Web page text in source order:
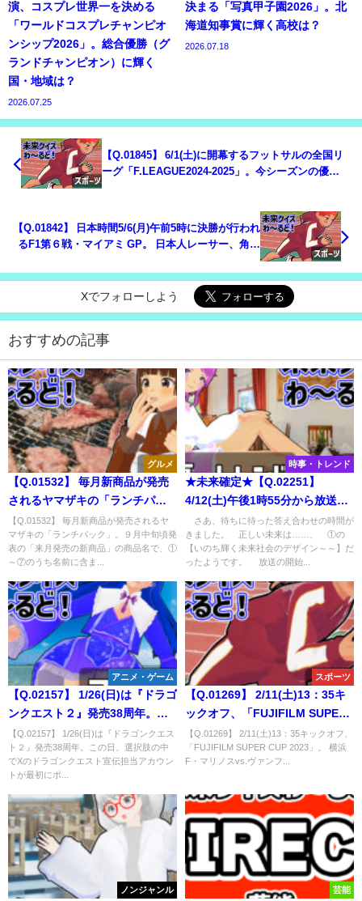
演、コスプレ世界一を決める
「ワールドコスプレチャンピオ
ンシップ2026」。総合優勝（グ
ランドチャンピオン）に輝く
国・地域は？
2026.07.25
決まる「写真甲子園2026」。北
海道知事賞に輝く高校は？
2026.07.18
【Q.01845】 6/1(土)に開幕するフットサルの全国リ
ーグ「F.LEAGUE2024-2025」。今シーズンの優勝
【Q.01842】 日本時間5/6(月)午前5時に決勝が行われ
るF1第６戦・マイアミ GP。 日本人レーサー、角田
Xでフォローしよう
おすすめの記事
グルメ
【Q.01532】 毎月新商品が発売
されるヤマザキの「ランチパッ
ク」。９月中旬頃発表の「来月
発売の新商品」の商品名で、①
～⑦のうち名前に含まれる単語
【Q.01532】 毎月新商品が発売されるヤ
マザキの「ランチパック」。９月中旬頃発
表の「来月発売の新商品」の商品名で、①
～⑦のうち名前に含ま...
時事・トレンド
★未来確定★【Q.02251】
4/12(土)午後1時55分から放送さ
れる、NHK「大阪・関西万博 開
会式」。選択肢の中で、最初に
テロップとして表示される単語
さあ、待ちに待った答え合わせの時間が
きました。 正しい未来は……、 ①の
【いのち輝く未来社会のデザイン～～】だ
ったようです。 放送の開始...
アニメ・ゲーム
【Q.02157】 1/26(日)は『ドラゴ
ンクエスト２』発売38周年。こ
の日、選択肢の中でXのドラゴン
クエスト宣伝担当アカウントが
最初にポストする内容は？
【Q.02157】 1/26(日)は『ドラゴンクエス
ト２』発売38周年。この日、選択肢の中
でXのドラゴンクエスト宣伝担当アカウン
トが最初にポ...
スポーツ
【Q.01269】 2/11(土)13：35キ
ックオフ、「FUJIFILM SUPER
CUP 2023」。 横浜F・マリノス
vs.ヴァンフォーレ甲府の試合結
果は？
【Q.01269】 2/11(土)13：35キックオフ、
「FUJIFILM SUPER CUP 2023」。 横浜
F・マリノスvs.ヴァンフ...
ノンジャンル 芸能